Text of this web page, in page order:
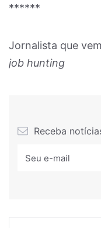
******
Jornalista que
job hunting
Receba